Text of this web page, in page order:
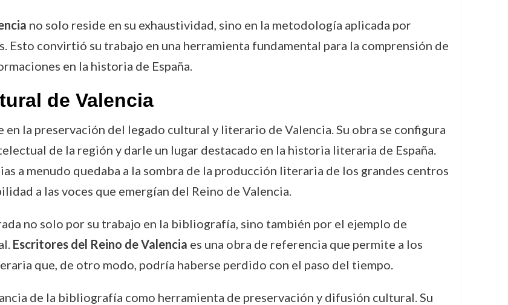
no solo reside en su exhaustividad, sino en la metodología aplicada por
Esto convirtió su trabajo en una herramienta fundamental para la comprensión de
en la historia de España.
de Valencia
la preservación del legado cultural y literario de Valencia. Su obra se configura
de la región y darle un lugar destacado en la historia literaria de España.
a menudo quedaba a la sombra de la producción literaria de los grandes centros
a las voces que emergían del Reino de Valencia.
no solo por su trabajo en la bibliografía, sino también por el ejemplo de
Escritores del Reino de Valencia es una obra de referencia que permite a los
que, de otro modo, podría haberse perdido con el paso del tiempo.
de la bibliografía como herramienta de preservación y difusión cultural. Su